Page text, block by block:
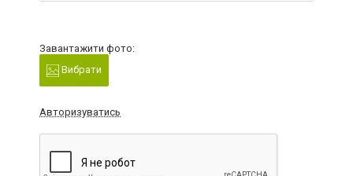
Завантажити фото:
Вибрати
Авторизуватись